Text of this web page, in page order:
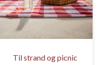
Til strand og picnic